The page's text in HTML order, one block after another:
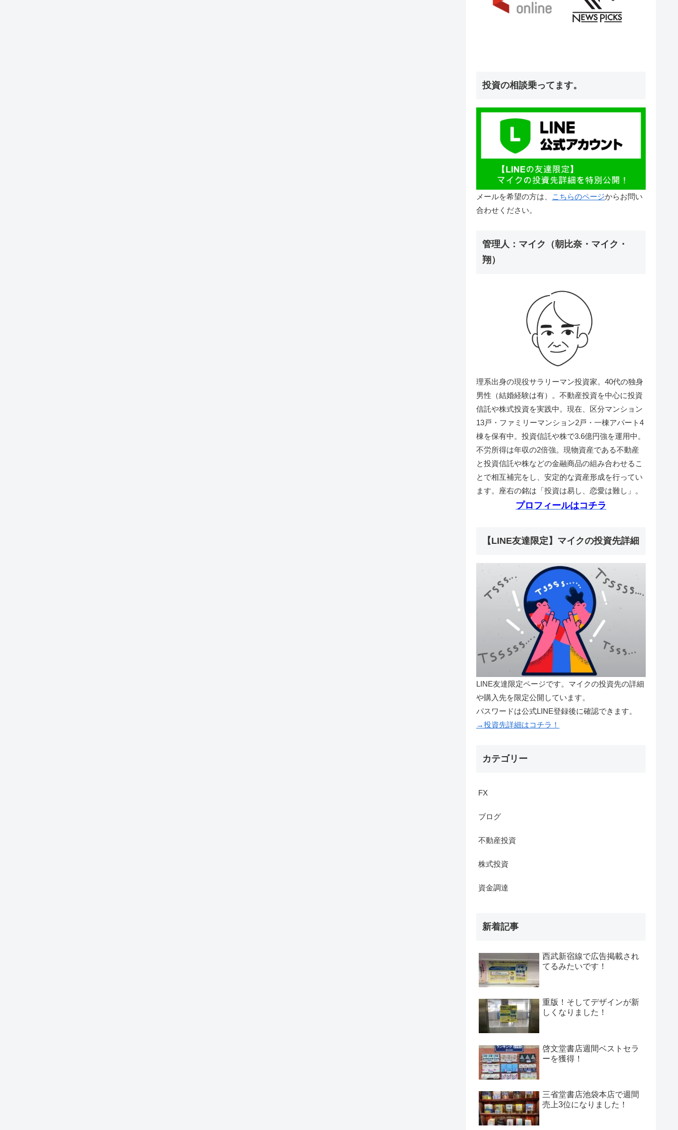
投資の相談乗ってます。
メールを希望の方は、 こちらのページからお問い
合わせください。
管理人：マイク（朝比奈・マイク・
翔）
理系出身の現役サラリーマン投資家。 40代の独身
男性（結婚経験は有）。不動産投資を中心に投資
信託や株式投資を実践中。現在、区分マンション
13戸・ファミリーマンション2戸・一棟アパート4
棟を保有中。投資信託や株で3.6億円強を運用中。
不労所得は年収の2倍強。現物資産である不動産
と投資信託や株などの金融商品の組み合わせるこ
とで相互補完をし、安定的な資産形成を行ってい
ます。座右の銘は「投資は易し、恋愛は難し」。
プロフィールはコチラ
【LINE友達限定】マイクの投資先詳細
LINE友達限定ページです。マイクの投資先の詳細
や購入先を限定公開しています。
パスワードは公式LINE登録後に確認できます。
→投資先詳細はコチラ！
カテゴリー
FX
ブログ
不動産投資
株式投資
資金調達
新着記事
西武新宿線で広告掲載され
てるみたいです！
重版！そしてデザインが新
しくなりました！
啓文堂書店週間ベストセラ
ーを獲得！
三省堂書店池袋本店で週間
売上3位になりました！